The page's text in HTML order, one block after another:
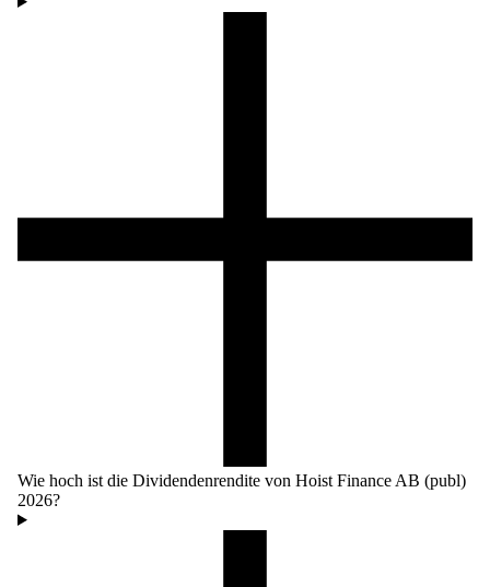
Wie hoch ist die Dividendenrendite von Hoist Finance AB (publ)
2026?